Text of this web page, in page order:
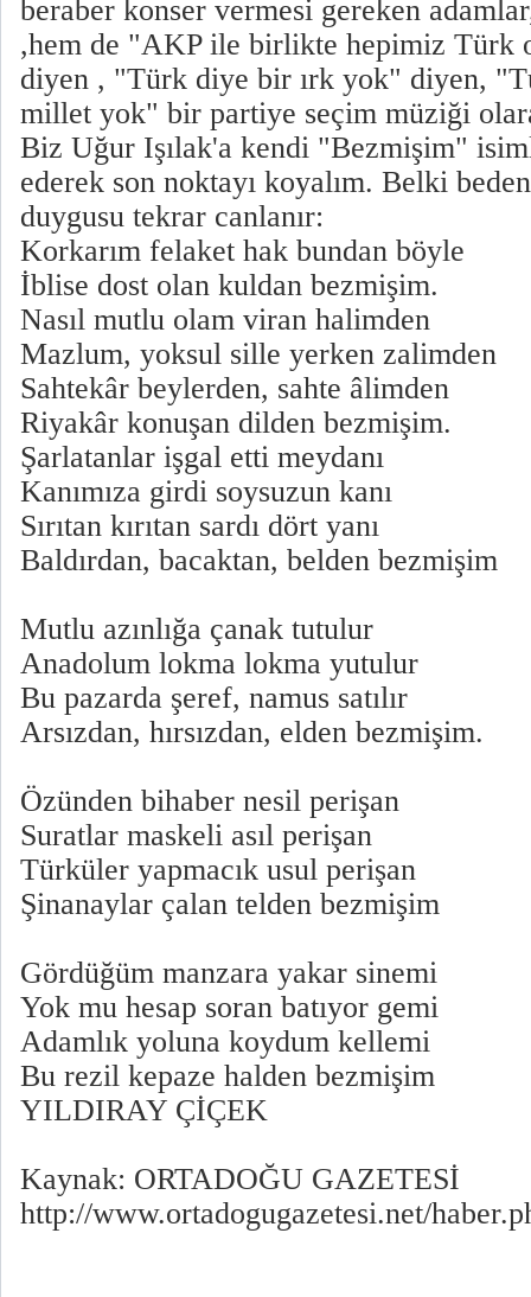
beraber konser vermesi gereken
,hem de "AKP ile birlikte hepimiz Türk
diyen , "Türk diye bir ırk yok" diyen,
millet yok" bir partiye seçim müziği
Biz Uğur Işılak'a kendi "Bezmişim"
ederek son noktayı koyalım. Belki
duygusu tekrar canlanır:
Korkarım felaket hak bundan böyle
İblise dost olan kuldan bezmişim.
Nasıl mutlu olam viran halimden
Mazlum, yoksul sille yerken zalimden
Sahtekâr beylerden, sahte âlimden
Riyakâr konuşan dilden bezmişim.
Şarlatanlar işgal etti meydanı
Kanımıza girdi soysuzun kanı
Sırıtan kırıtan sardı dört yanı
Baldırdan, bacaktan, belden bezmişim
Mutlu azınlığa çanak tutulur
Anadolum lokma lokma yutulur
Bu pazarda şeref, namus satılır
Arsızdan, hırsızdan, elden bezmişim.
Özünden bihaber nesil perişan
Suratlar maskeli asıl perişan
Türküler yapmacık usul perişan
Şinanaylar çalan telden bezmişim
Gördüğüm manzara yakar sinemi
Yok mu hesap soran batıyor gemi
Adamlık yoluna koydum kellemi
Bu rezil kepaze halden bezmişim
YILDIRAY ÇİÇEK
Kaynak: ORTADOĞU GAZETESİ
http://www.ortadogugazetesi.net/